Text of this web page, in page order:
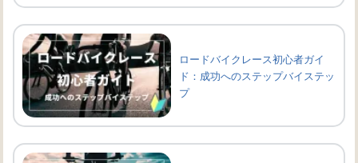
ロードバイクレース初心者ガイ
ド：成功へのステップバイステッ
プ